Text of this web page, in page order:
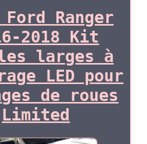
Ford Ranger
2018 Kit
larges à
LED pour
de roues
Limited